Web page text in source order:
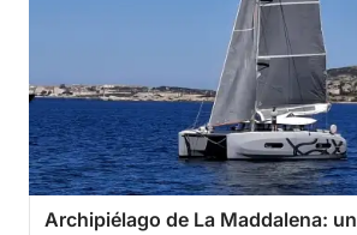
Archipiélago de La Maddalena: un